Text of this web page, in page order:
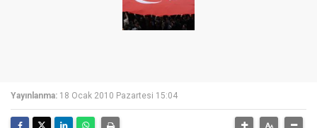
Yayınlanma: 18 Ocak 2010 Pazartesi 15:04